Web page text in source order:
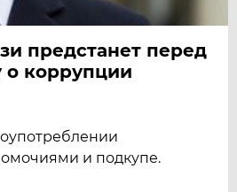
предстанет перед
о коррупции
и подкупе.